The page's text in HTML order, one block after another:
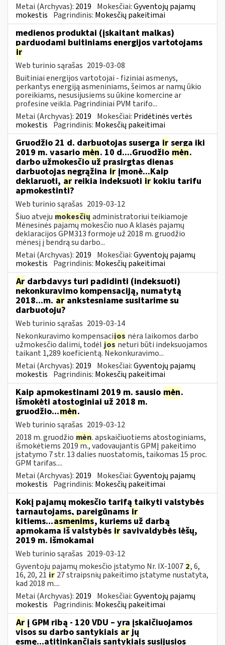
Metai (Archyvas): 2019 Mokesčiai:Gyventojų pajamų
mokestis Pagrindinis: Mokesčių pakeitimai
medienos produktai (įskaitant malkas)
parduodami buitiniams energijos vartotojams
ir
Web turinio sąrašas 2019-03-08
Buitiniai energijos vartotojai - fiziniai asmenys,
perkantys energiją asmeniniams, šeimos ar namų ūkio
poreikiams, nesusijusiems su ūkine komercine ar
profesine veikla. Pagrindiniai PVM tarifo...
Metai (Archyvas): 2019 Mokesčiai: Pridėtinės vertės
mokestis Pagrindinis: Mokesčių pakeitimai
Gruodžio 21 d. darbuotojas suserga ir serga iki
2019 m. vasario mėn. 10 d....Gruodžio mėn.
darbo užmokesčio už prasirgtas dienas
darbuotojas negrąžina ir įmonė...Kaip
deklaruoti, ar reikia indeksuoti ir kokiu tarifu
apmokestinti?
Web turinio sąrašas 2019-03-12
Šiuo atveju mokesčių administratoriui teikiamoje
Mėnesinės pajamų mokesčio nuo A klasės pajamų
deklaracijos GPM313 formoje už 2018 m. gruodžio
mėnesį į bendrą su darbo...
Metai (Archyvas): 2019 Mokesčiai:Gyventojų pajamų
mokestis Pagrindinis: Mokesčių pakeitimai
Ar darbdavys turi padidinti (indeksuoti)
nekonkuravimo kompensaciją, numatytą
2018...m. ar ankstesniame susitarime su
darbuotoju?
Web turinio sąrašas 2019-03-14
Nekonkuravimo kompensacijos nėra laikomos darbo
užmokesčio dalimi, todėl josneturi būti indeksuojamos
taikant 1,289 koeficientą. Nekonkuravimo...
Metai (Archyvas): 2019 Mokesčiai:Gyventojų pajamų
mokestis Pagrindinis: Mokesčių pakeitimai
Kaip apmokestinami 2019 m. sausio mėn.
išmokėti atostoginiai už 2018 m.
gruodžio...mėn.
Web turinio sąrašas 2019-03-12
2018 m. gruodžio mėn. apskaičiuotiems atostoginiams,
išmokėtiems 2019 m., vadovaujantis GPMĮ pakeitimo
įstatymo 7 str. 13 dalies nuostatomis, taikomas 15 proc.
GPM tarifas....
Metai (Archyvas): 2019 Mokesčiai:Gyventojų pajamų
mokestis Pagrindinis: Mokesčių pakeitimai
Kokį pajamų mokesčio tarifą taikyti valstybės
tarnautojams, pareigūnams ir
kitiems...asmenims, kuriems už darbą
apmokama iš valstybės ir savivaldybės lėšų,
2019 m. išmokamai
Web turinio sąrašas 2019-03-12
Gyventojų pajamų mokesčio įstatymo Nr. IX-1007 2, 6,
16, 20, 21 ir 27 straipsnių pakeitimo įstatyme nustatyta,
kad 2018 m....
Metai (Archyvas): 2019 Mokesčiai:Gyventojų pajamų
mokestis Pagrindinis: Mokesčių pakeitimai
Ar į GPM ribą - 120 VDU – yra įskaičiuojamos
visos su darbo santykiais arjų
esmę...atitinkančiais santykiais susijusios